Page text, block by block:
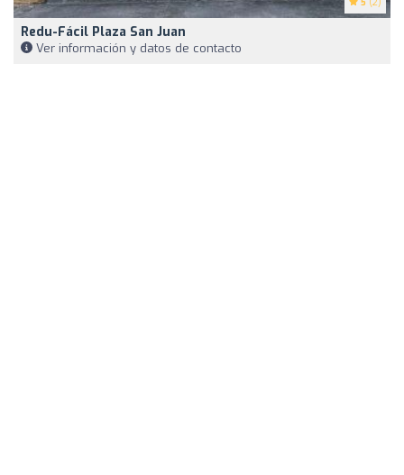
Redu-Fácil Plaza San Juan
Ver información y datos de contacto